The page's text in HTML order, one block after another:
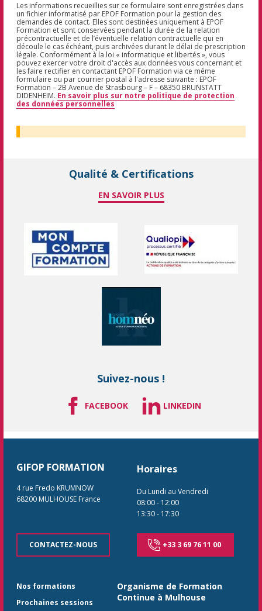
Les informations recueillies sur ce formulaire sont enregistrées dans
un fichier informatisé par EPOF Formation pour la gestion des
demandes de contact. Elles sont destinées uniquement à EPOF
Formation et sont conservées pendant la durée de la relation
précontractuelle et de l’éventuelle relation contractuelle qui en
découle le cas échéant, puis archivées durant le délai de prescription
légale. Conformément à la loi « informatique et libertés », vous
pouvez exercer votre droit d'accès aux données vous concernant et
les faire rectifier en contactant EPOF Formation via ce même
formulaire ou par courrier postal à l'adresse suivante : EPOF
Formation – 2B Avenue de Strasbourg – F – 68350 BRUNSTATT
DIDENHEIM. En savoir plus sur notre politique de protection
des données personnelles
Qualité & Certifications
EN SAVOIR PLUS
Suivez-nous !
FACEBOOK LINKEDIN
GIFOP FORMATION
4 rue Fredo KRUMNOW
68200 MULHOUSE France
CONTACTEZ-NOUS
Horaires
Du Lundi au Vendredi
08:00- 12:00
13:30- 17:30
+33 3 69 76 11 00
Nos formations
Prochaines sessions
Organisme de Formation
Continue à Mulhouse